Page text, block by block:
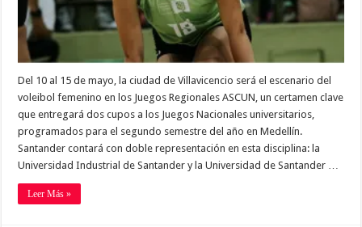
Del 10 al 15 de mayo, la ciudad de Villavicencio será el escenario del
voleibol femenino en los Juegos Regionales ASCUN, un certamen clave
que entregará dos cupos a los Juegos Nacionales universitarios,
programados para el segundo semestre del año en Medellín.
Santander contará con doble representación en esta disciplina: la
Universidad Industrial de Santander y la Universidad de Santander …
Leer Más »